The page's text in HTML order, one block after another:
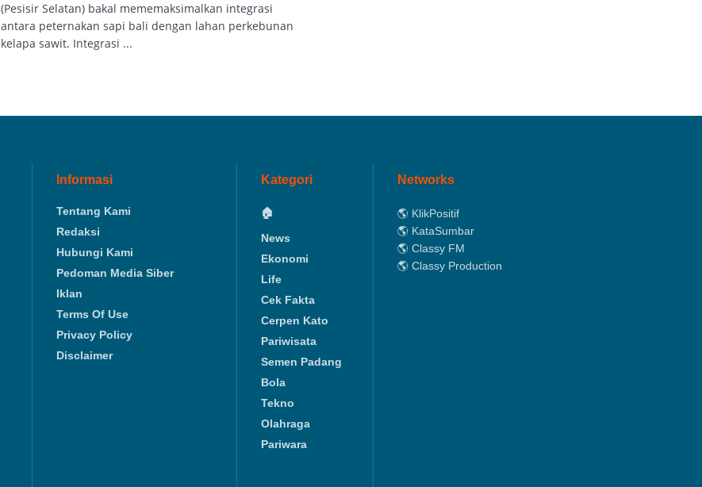
(Pesisir Selatan) bakal mememaksimalkan integrasi
antara peternakan sapi bali dengan lahan perkebunan
kelapa sawit. Integrasi ...
Informasi
Tentang Kami
Redaksi
Hubungi Kami
Pedoman Media Siber
Iklan
Terms Of Use
Privacy Policy
Disclaimer
Kategori
🏠
News
Ekonomi
Life
Cek Fakta
Cerpen Kato
Pariwisata
Semen Padang
Bola
Tekno
Olahraga
Pariwara
Networks
🌎 KlikPositif
🌎 KataSumbar
🌎 Classy FM
🌎 Classy Production